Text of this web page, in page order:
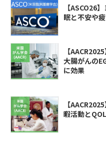
【ASCO26
眠と不安や
【
大腸がんの
に効果
【
暇活動と